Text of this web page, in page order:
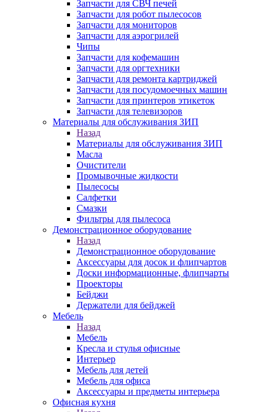
Запчасти для СВЧ печей
Запчасти для робот пылесосов
Запчасти для мониторов
Запчасти для аэрогрилей
Чипы
Запчасти для кофемашин
Запчасти для оргтехники
Запчасти для ремонта картриджей
Запчасти для посудомоечных машин
Запчасти для принтеров этикеток
Запчасти для телевизоров
Материалы для обслуживания ЗИП
Назад
Материалы для обслуживания ЗИП
Масла
Очистители
Промывочные жидкости
Пылесосы
Салфетки
Смазки
Фильтры для пылесоса
Демонстрационное оборудование
Назад
Демонстрационное оборудование
Аксессуары для досок и флипчартов
Доски информационные, флипчарты
Проекторы
Бейджи
Держатели для бейджей
Мебель
Назад
Мебель
Кресла и стулья офисные
Интерьер
Мебель для детей
Мебель для офиса
Аксессуары и предметы интерьера
Офисная кухня